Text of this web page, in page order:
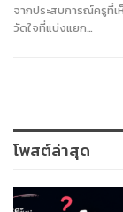
จากประสบการณ์ครูที่
วัดใจที่แบ่งแยก…
โพสต์ล่าสุด